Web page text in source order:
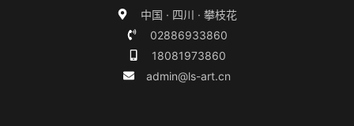
中国 · 四川 · 攀枝花
02886933860
18081973860
admin@ls-art.cn